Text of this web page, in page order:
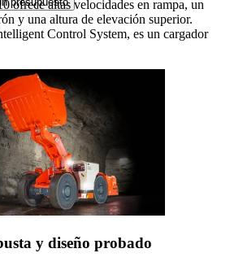
ofrece altas velocidades en rampa, un
y una altura de elevación superior.
Control System, es un cargador
y diseño probado